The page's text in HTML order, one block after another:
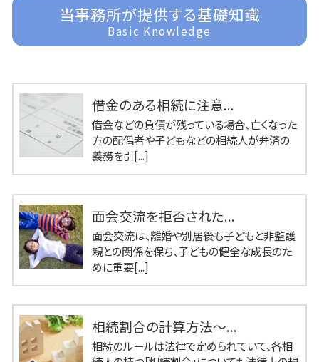
当事務所が提供する基礎知識
Basic Knowledge
借金のある相続に注意...
借金などの負債が残っている場合、亡くなった
方の配偶者や子どもなどの相続人が弁済の
義務を引[...]
面会交流を拒否された...
面会交流は、離婚や別居後も子どもと非監護
親との関係を保ち、子どもの健全な成長のた
めに重要[...]
相続割合の計算方法～...
相続のルールは法律で定められていて、各相